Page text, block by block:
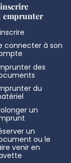
emprunter
connecter à son
des
du
un
un
ou le
venir en